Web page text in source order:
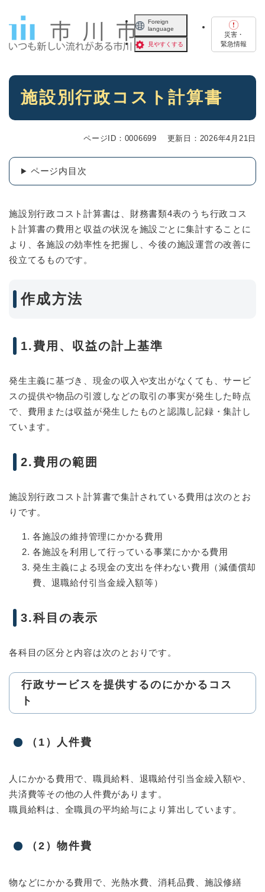
Foreign
language
見やすくする
災害・
緊急情報
本
施設別行政コスト計算書
ページID：0006699 更新日：2026年4月21日
ページ内目次
施設別行政コスト計算書は、財務書類4表のうち行政コス
ト計算書の費用と収益の状況を施設ごとに集計することに
より、各施設の効率性を把握し、今後の施設運営の改善に
役立てるものです。
作成方法
1.費用、収益の計上基準
発生主義に基づき、現金の収入や支出がなくても、サービ
スの提供や物品の引渡しなどの取引の事実が発生した時点
で、費用または収益が発生したものと認識し記録・集計し
ています。
2.費用の範囲
施設別行政コスト計算書で集計されている費用は次のとお
りです。
各施設の維持管理にかかる費用
各施設を利用して行っている事業にかかる費用
発生主義による現金の支出を伴わない費用（減価償却
費、退職給付引当金繰入額等）
3.科目の表示
各科目の区分と内容は次のとおりです。
行政サービスを提供するのにかかるコス
ト
（1）人件費
人にかかる費用で、職員給料、退職給付引当金繰入額や、
共済費等その他の人件費があります。
職員給料は、全職員の平均給与により算出しています。
（2）物件費
物などにかかる費用で、光熱水費、消耗品費、施設修繕